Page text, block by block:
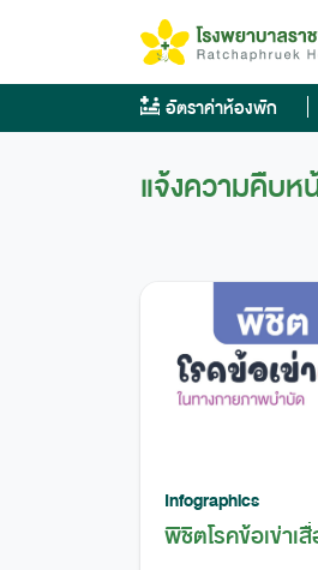
content
อัตราค่าห้องพัก
แจ้งความคืบห
Infographics
พิชิตโรคข้อเข่าเ